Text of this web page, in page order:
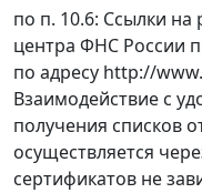
по п. 10.6: Ссылки
центра ФНС России
по адресу http://
Взаимодействие с
получения списков
осуществляется
сертификатов не